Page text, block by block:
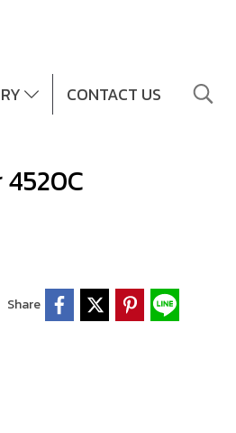
CONTACT US
Share